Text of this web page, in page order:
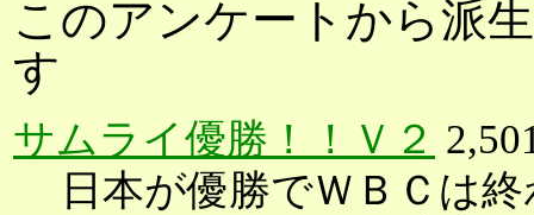
このアンケートから派
す
サムライ優勝！！Ｖ２
日本が優勝でＷＢＣは